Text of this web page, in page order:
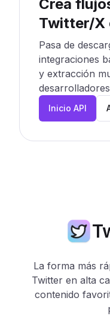
Crea
Twitter/X
Pasa de
integraciones
y extracción
Inicio API
La forma más
Twitter en alta
contenido